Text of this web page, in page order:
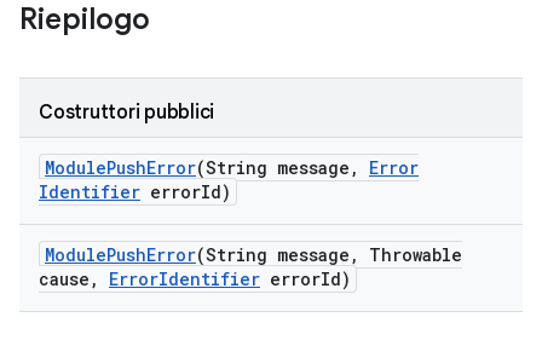
Riepilogo
Costruttori pubblici
ModulePushError(String message ,
Error
Identifier errorId)
ModulePushError(String message ,
Throwable
cause , ErrorIdentifier errorId)